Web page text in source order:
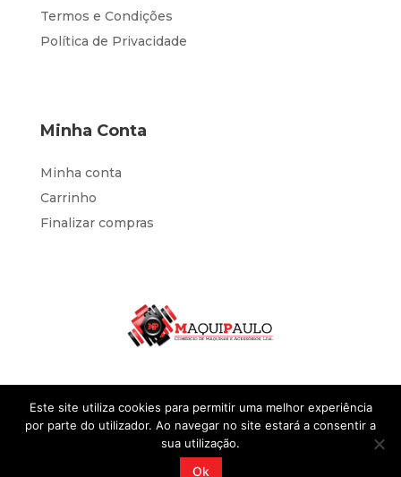
Termos e Condições
Política de Privacidade
Minha Conta
Minha conta
Carrinho
Finalizar compras
IOL Negócios
Este site utiliza cookies para permitir uma melhor experiência
por parte do utilizador. Ao navegar no site estará a consentir a
sua utilização.
Ok